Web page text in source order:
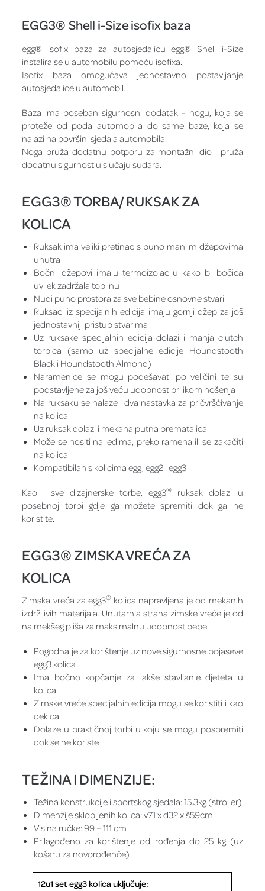
EGG3® Shell i-Size isofix baza
egg® isofix baza za autosjedalicu egg® Shell i-Size
instalira se u automobilu pomoću isofixa.
Isofix baza omogućava jednostavno postavljanje
autosjedalice u automobil.
Baza ima poseban sigurnosni dodatak – nogu, koja se
proteže od poda automobila do same baze, koja se
nalazi na površini sjedala automobila.
Noga pruža dodatnu potporu za montažni dio i pruža
dodatnu sigurnost u slučaju sudara.
EGG3® TORBA/ RUKSAK ZA
KOLICA
Ruksak ima veliki pretinac s puno manjim džepovima
unutra
Bočni džepovi imaju termoizolaciju kako bi bočica
uvijek zadržala toplinu
Nudi puno prostora za sve bebine osnovne stvari
Ruksaci iz specijalnih edicija imaju gornji džep za još
jednostavniji pristup stvarima
Uz ruksake specijalnih edicija dolazi i manja clutch
torbica (samo uz specijalne edicije Houndstooth
Black i Houndstooth Almond)
Naramenice se mogu podešavati po veličini te su
podstavljene za još veću udobnost prilikom nošenja
Na ruksaku se nalaze i dva nastavka za pričvršćivanje
na kolica
Uz ruksak dolazi i mekana putna prematalica
Može se nositi na leđima, preko ramena ili se zakačiti
na kolica
Kompatibilan s kolicima egg, egg2 i egg3
Kao i sve dizajnerske torbe, egg3®ruksak dolazi u
posebnoj torbi gdje ga možete spremiti dok ga ne
koristite.
EGG3® ZIMSKA VREĆA ZA
KOLICA
Zimska vreća za egg3®kolica napravljena je od mekanih
izdržljivih materijala. Unutarnja strana zimske vreće je od
najmekšeg pliša za maksimalnu udobnost bebe.
Pogodna je za korištenje uz nove sigurnosne pojaseve
egg3 kolica
Ima bočno kopčanje za lakše stavljanje djeteta u
kolica
Zimske vreće specijalnih edicija mogu se koristiti i kao
dekica
Dolaze u praktičnoj torbi u koju se mogu pospremiti
dok se ne koriste
TEŽINA I DIMENZIJE:
Težina konstrukcije i sportskog sjedala: 15.3kg (stroller)
Dimenzije sklopljenih kolica: v71 x d32 x š59cm
Visina ručke: 99 – 111 cm
Prilagođeno za korištenje od rođenja do 25 kg (uz
košaru za novorođenče)
12u1 set egg3 kolica uključuje: